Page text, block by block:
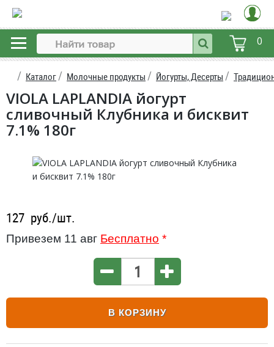
0
Каталог Молочные продукты Йогурты, Десерты
VIOLA LAPLANDIA йогурт
сливочный Клубника и бисквит
7.1% 180г
127 руб./шт.
Привезем 11 авг Бесплатно *
В КОРЗИНУ